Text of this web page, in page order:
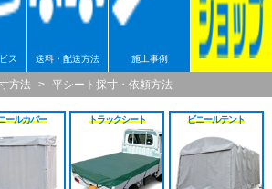
ス 送料・配送方法 施工事例
方法 > 平シート採寸・依頼方法
ールカバー トラックシート ビニールテント
耐熱ビニールカーテン
溶接遮光ビニールカ
オプション加工一覧
ターポリン電動ロー
不燃ターポリン電動
屋外/野外用ロールス
D40ステンレス製
D40隙間シートレール
XGレール
HGレール
戻る
戻る
不燃ターポリン原反
耐熱シート原反・カ
溶接遮光シート原反
のれんカーテン原反